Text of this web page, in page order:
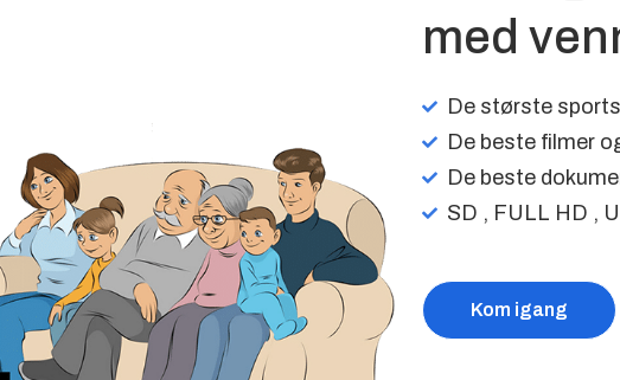
med
De største
De beste filmer
De beste
SD , FULL HD ,
Kom igang